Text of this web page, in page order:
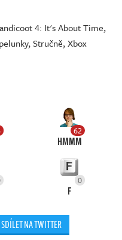
4: It's About Time,
,Stručně,Xbox
62
HMMM
0
F
SDÍLET NA TWITTER